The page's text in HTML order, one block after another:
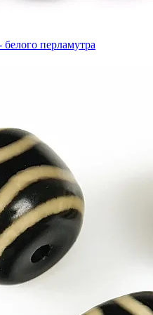
перламутра